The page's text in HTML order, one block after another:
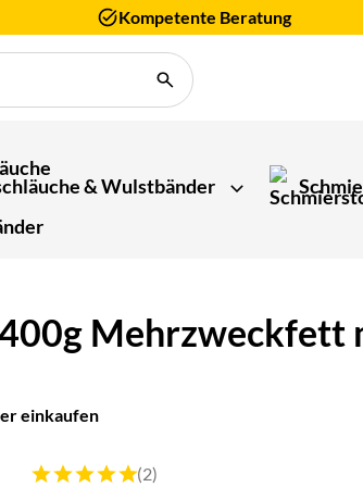
Kompetente Beratung
& Wulstbänder
Mehrzweckfett
einkaufen
Bewertung: 5 von 5 (2 Bewertungen)
(2)